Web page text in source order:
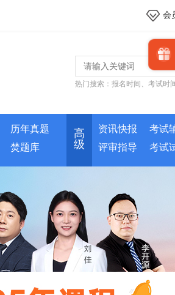
会
热门搜索： 报名时间 、 考试时
历年真题
焚题库
高
级
资讯快报
考试
评审指导
考试